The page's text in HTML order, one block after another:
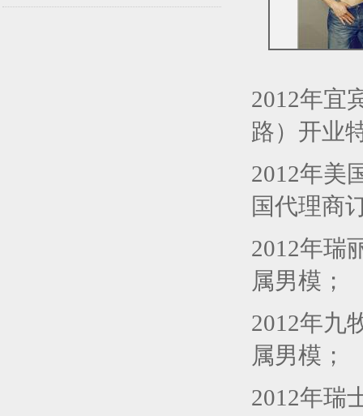
2012年宜
路）开业
2012年美
国代理商
2012年瑞
属男模；
2012年九
属男模；
2012年瑞